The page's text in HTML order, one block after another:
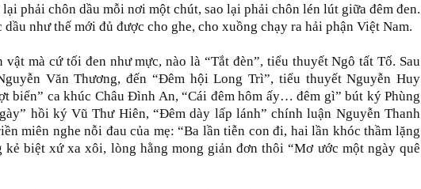
phải chôn dầu mỗi nơi một chút, sao lại phải chôn lén lút giữa đêm đen.
như thế mới đủ được cho ghe, cho xuồng chạy ra hải phận Việt Nam.
vật mà cứ tối đen như mực, nào là “Tắt đèn”, tiểu thuyết Ngô tất Tố. Sau
Văn Thương, đến “Đêm hội Long Trì”, tiểu thuyết Nguyễn Huy
biển” ca khúc Châu Đình An, “Cái đêm hôm ấy… đêm gì” bút ký Phùng
hồi ký Vũ Thư Hiên, “Đêm dày lấp lánh” chính luận Nguyễn Thanh
miên nghe nỗi đau của mẹ: “Ba lần tiễn con đi, hai lần khóc thầm lặng
kẻ biệt xứ xa xôi, lòng hằng mong giản đơn thôi “Mơ ước một ngày quê